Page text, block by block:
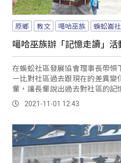
原鄉 教文 噶哈巫族 蜈蚣崙
噶哈巫族辦「記憶走讀」
在蜈蚣社區發展協會理事長帶
一比對社區過去跟現在的差異變
輩，讓長輩說出過去對社區的記
人，在地的文化歷史脈絡。
2021-11-01 12:43